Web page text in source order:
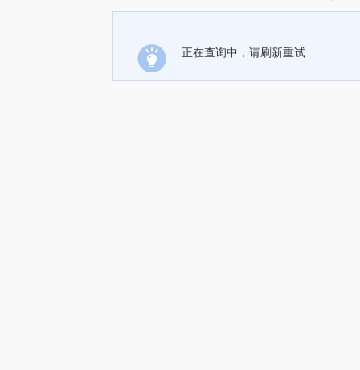
正在查询中，请刷新重试